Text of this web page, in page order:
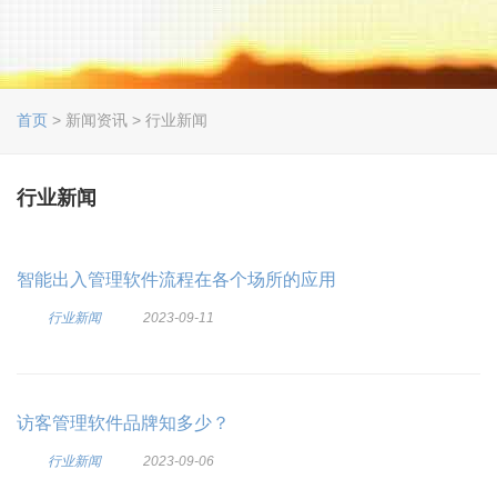
首页 > 新闻资讯 > 行业新闻
行业新闻
智能出入管理软件流程在各个场所的应用
行业新闻 2023-09-11
访客管理软件品牌知多少？
行业新闻 2023-09-06